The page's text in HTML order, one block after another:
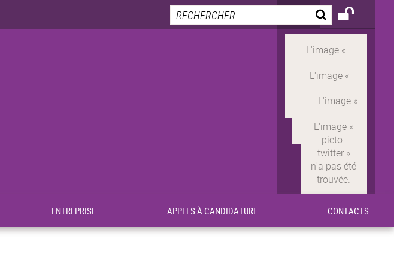
ENTREPRISE APPELS À CANDIDATURE CONTACTS